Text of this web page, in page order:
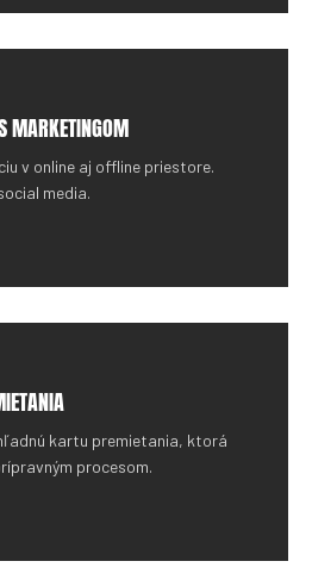
MARKETINGOM
v online aj offline priestore.
media.
kartu premietania, ktorá
procesom.